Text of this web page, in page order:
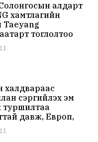
алдарт
хамтлагийн
Taeyang
тоглолтоо
Монголд
ирлээ
сэргийлэх эм
туршилтаа
давж, Европ,
Азийн
хэрэглээнд